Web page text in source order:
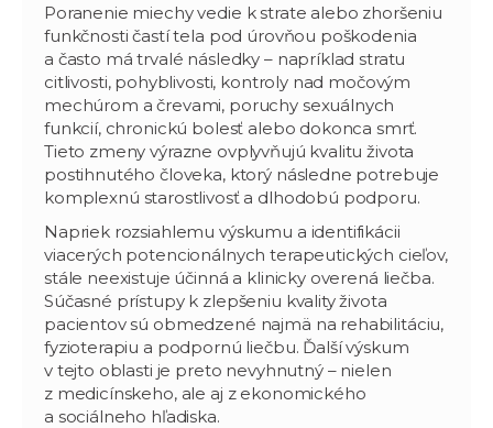
Poranenie miechy vedie k strate alebo zhoršeniu
funkčnosti častí tela pod úrovňou poškodenia
a často má trvalé následky – napríklad stratu
citlivosti, pohyblivosti, kontroly nad močovým
mechúrom a črevami, poruchy sexuálnych
funkcií, chronickú bolesť alebo dokonca smrť.
Tieto zmeny výrazne ovplyvňujú kvalitu života
postihnutého človeka, ktorý následne potrebuje
komplexnú starostlivosť a dlhodobú podporu.
Napriek rozsiahlemu výskumu a identifikácii
viacerých potencionálnych terapeutických cieľov,
stále neexistuje účinná a klinicky overená liečba.
Súčasné prístupy k zlepšeniu kvality života
pacientov sú obmedzené najmä na rehabilitáciu,
fyzioterapiu a podpornú liečbu. Ďalší výskum
v tejto oblasti je preto nevyhnutný – nielen
z medicínskeho, ale aj z ekonomického
a sociálneho hľadiska.